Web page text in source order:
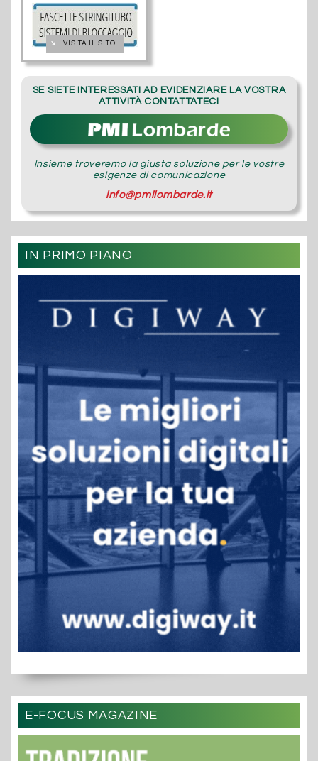
➔ VISITA IL SITO
SE SIETE INTERESSATI AD EVIDENZIARE LA VOSTRA
ATTIVITÀ CONTATTATECI
Insieme troveremo la giusta soluzione per le vostre
esigenze di comunicazione
info@pmilombarde.it
IN PRIMO PIANO
E-FOCUS MAGAZINE